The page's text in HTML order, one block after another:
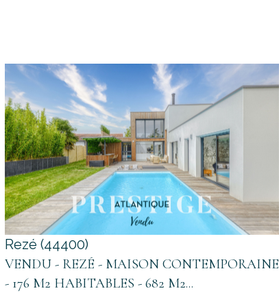
voir le bien
Rezé (44400)
VENDU - REZÉ - MAISON CONTEMPORAINE
- 176 M2 HABITABLES - 682 M2...